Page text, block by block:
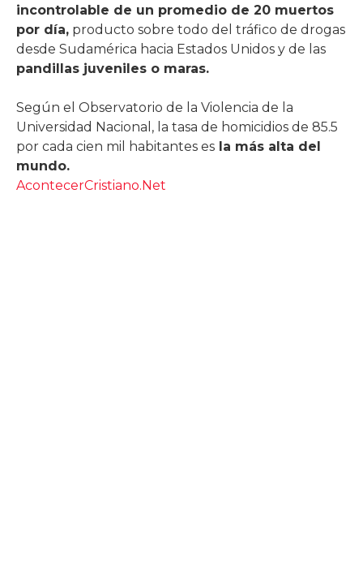
incontrolable de un promedio de 20 muertos
por día, producto sobre todo del tráfico de drogas
desde Sudamérica hacia Estados Unidos y de las
pandillas juveniles o maras.
Según el Observatorio de la Violencia de la
Universidad Nacional, la tasa de homicidios de 85.5
por cada cien mil habitantes es la más alta del
mundo.
AcontecerCristiano.Net